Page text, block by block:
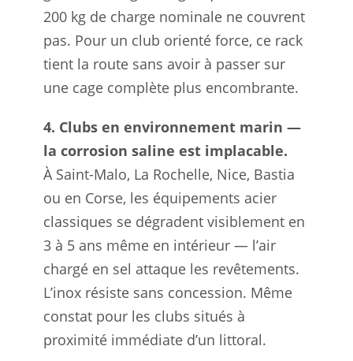
200 kg de charge nominale ne couvrent
pas. Pour un club orienté force, ce rack
tient la route sans avoir à passer sur
une cage complète plus encombrante.
4. Clubs en environnement marin —
la corrosion saline est implacable.
À Saint-Malo, La Rochelle, Nice, Bastia
ou en Corse, les équipements acier
classiques se dégradent visiblement en
3 à 5 ans même en intérieur — l’air
chargé en sel attaque les revêtements.
L’inox résiste sans concession. Même
constat pour les clubs situés à
proximité immédiate d’un littoral.